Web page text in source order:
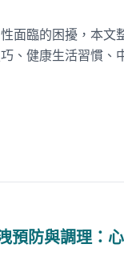
面臨的困擾，本文
、健康生活習慣、
預防與調理：